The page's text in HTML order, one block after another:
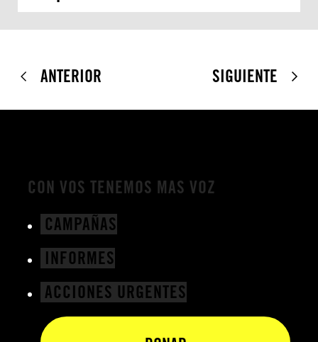
ANTERIOR SIGUIENTE
CON VOS TENEMOS MAS VOZ
CAMPAÑAS
INFORMES
ACCIONES URGENTES